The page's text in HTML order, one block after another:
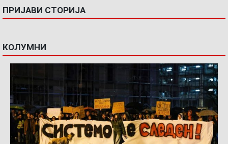
ПРИЈАВИ СТОРИЈА
КОЛУМНИ